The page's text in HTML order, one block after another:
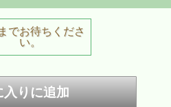
でお待ちくださ
い。